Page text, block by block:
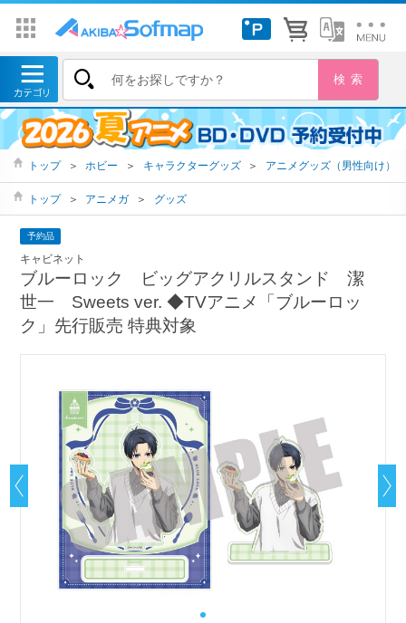
トップ ＞ ホビー ＞ キャラクターグッズ ＞ アニメグッズ（男性向け）
トップ ＞ アニメガ ＞ グッズ
予約品
キャビネット
ブルーロック ビッグアクリルスタンド 潔
世一 Sweets ver. ◆TVアニメ「ブルーロッ
ク」先行販売 特典対象